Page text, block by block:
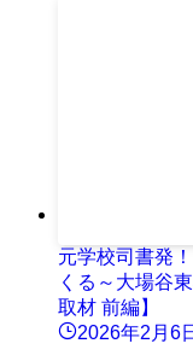
元学校司書発
くる～大場谷
取材 前編】
2026年2月6